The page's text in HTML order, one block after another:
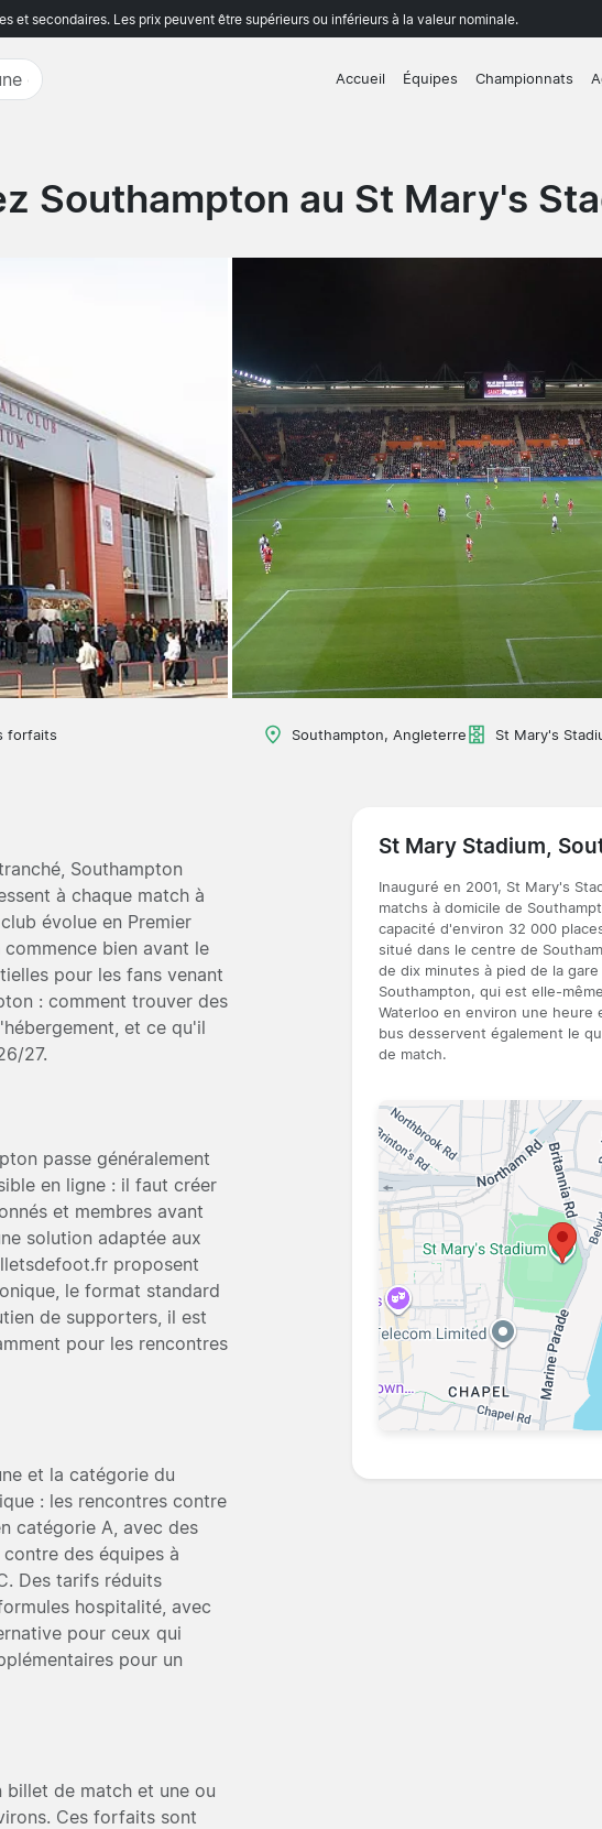
et secondaires. Les prix peuvent être supérieurs ou inférieurs à la valeur nominale.
Accueil Équipes Championnats
Southampton au St Mary's
forfaits Southampton, Angleterre St Mary's
Southampton
à chaque match à
évolue en Premier
bien avant le
pour les fans venant
: comment trouver des
et ce qu'il
27.
passe généralement
en ligne : il faut créer
et membres avant
solution adaptée aux
proposent
le format standard
de supporters, il est
pour les rencontres
et la catégorie du
: les rencontres contre
catégorie A, avec des
des équipes à
Des tarifs réduits
hospitalité, avec
pour ceux qui
pour un
de match et une ou
Ces forfaits sont
St Mary Stadium,
Inauguré en 2001, St Mary's
matchs à domicile de
capacité d'environ 32 000
situé dans le centre de
de dix minutes à pied de la
Southampton, qui est elle-
Waterloo en environ une heure
bus desservent également le
de match.